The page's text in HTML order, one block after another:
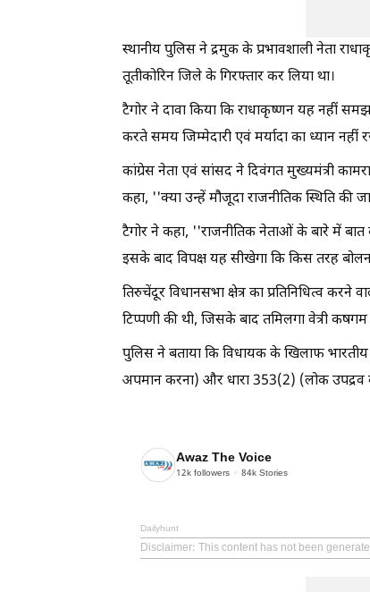
स्थानीय पुलिस ने द्रमुक के प्रभावशाली नेता
तूतीकोरिन जिले के गिरफ्तार कर लिया था।
टैगोर ने दावा किया कि राधाकृष्णन यह नहीं
करते समय जिम्मेदारी एवं मर्यादा का ध्यान नहीं
कांग्रेस नेता एवं सांसद ने दिवंगत मुख्यमंत्री
कहा, ''क्या उन्हें मौजूदा राजनीतिक स्थिति की
टैगोर ने कहा, ''राजनीतिक नेताओं के बारे में
इसके बाद विपक्ष यह सीखेगा कि किस तरह
तिरुचेंदूर विधानसभा क्षेत्र का प्रतिनिधित्व
टिप्पणी की थी, जिसके बाद तमिलगा वेत्री
पुलिस ने बताया कि विधायक के खिलाफ
अपमान करना) और धारा 353(2) (लोक उपद्रव
Awaz The Voice
12k followers 84k Stories
Dailyhunt
Disclaimer: This content has not been